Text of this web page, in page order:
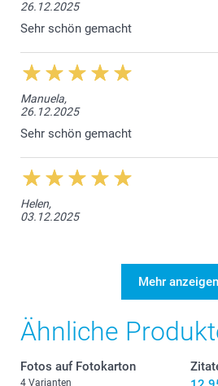
26.12.2025
Sehr schön gemacht
Manuela,
26.12.2025
Sehr schön gemacht
Helen,
03.12.2025
Mehr anzeigen
Ähnliche
Fotos auf Fotokarton
4 Varianten